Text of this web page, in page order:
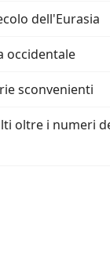
dell'Eurasia
occidentale
sconvenienti
oltre i numeri